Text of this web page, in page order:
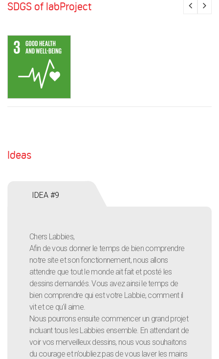
SDGS of labProject
Ideas
IDEA #9
Chers Labbies,
Afin de vous donner le temps de bien comprendre
notre site et son fonctionnement, nous allons
attendre que tout le monde ait fait et posté les
dessins demandés. Vous avez ainsi le temps de
bien comprendre qui est votre Labbie, comment il
vit et ce qu’il aime.
Nous pourrons ensuite commencer un grand projet
incluant tous les Labbies ensemble. En attendant de
voir vos merveilleux dessins, nous vous souhaitons
du courage et n’oubliez pas de vous laver les mains